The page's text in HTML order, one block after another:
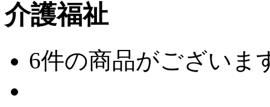
介護福祉
6件の商品がございま